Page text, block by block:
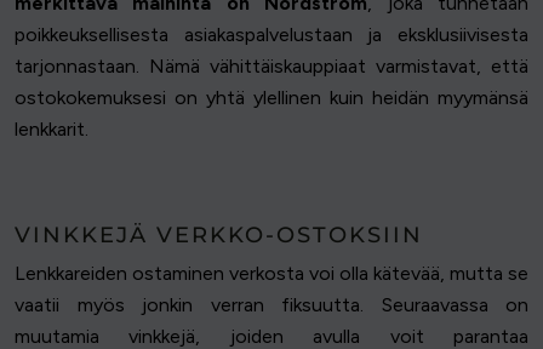
poikkeuksellisesta asiakaspalvelustaan ja eksklusiivisesta
tarjonnastaan. Nämä vähittäiskauppiaat varmistavat, että
ostokokemuksesi on yhtä ylellinen kuin heidän myymänsä
lenkkarit.
VINKKEJÄ VERKKO-OSTOKSIIN
Lenkkareiden ostaminen verkosta voi olla kätevää, mutta se
vaatii myös jonkin verran fiksuutta. Seuraavassa on
muutamia vinkkejä, joiden avulla voit parantaa